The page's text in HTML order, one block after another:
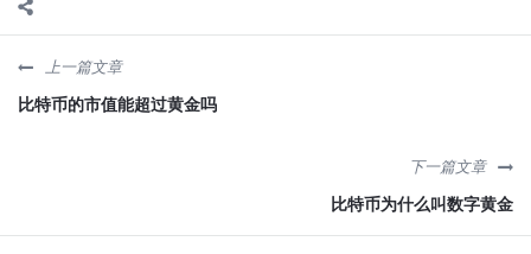
上一篇文章
比特币的市值能超过黄金吗
下一篇文章
比特币为什么叫数字黄金